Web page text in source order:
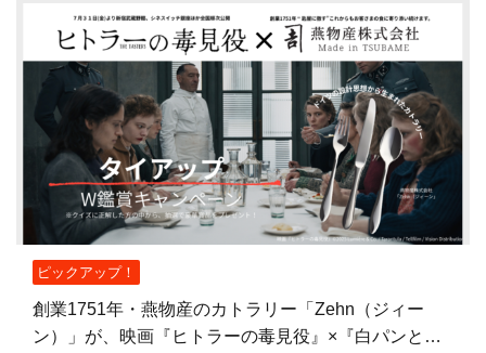
ピックアップ！
創業1751年・燕物産のカトラリー「Zehn（ジィー
ン）」が、映画『ヒトラーの毒見役』×『白パンと独